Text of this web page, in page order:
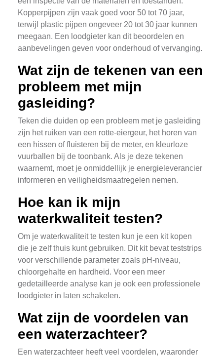
Kopperpijpen zijn vaak goed voor 50 tot 70 jaar,
terwijl plastic pijpen ongeveer 20 tot 30 jaar kunnen
meegaan. Een loodgieter kan dit beoordelen en
aanbevelingen geven voor onderhoud of vervanging.
Wat zijn de tekenen van een
probleem met mijn
gasleiding?
Teken die duiden op een probleem met je gasleiding
zijn het ruiken van een rotte-eiergeur, het horen van
een hissen of fluisteren bij de meter, en kleurloze
vuurballen bij de toonbank. Als je deze tekenen
waarnemt, moet je onmiddellijk je energieleverancier
informeren en veiligheidsmaatregelen nemen.
Hoe kan ik mijn
waterkwaliteit testen?
Om je waterkwaliteit te testen kun je een kit kopen
die je zelf thuis kunt gebruiken. Dit kit bevat teststrips
voor verschillende parameter zoals pH-niveau,
chloorgehalte en hardheid. Voor een meer
gedetailleerde analyse kan je ook een professionele
loodgieter in laten schakelen.
Wat zijn de voordelen van
een waterzachteer?
Een waterzachteer heeft veel voordelen, waaronder